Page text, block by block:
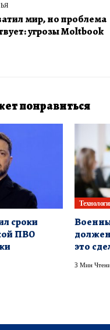
мир, но проблема
угрозы Moltbook
понравиться
сроки
ПВО
должен
это
3 Мин